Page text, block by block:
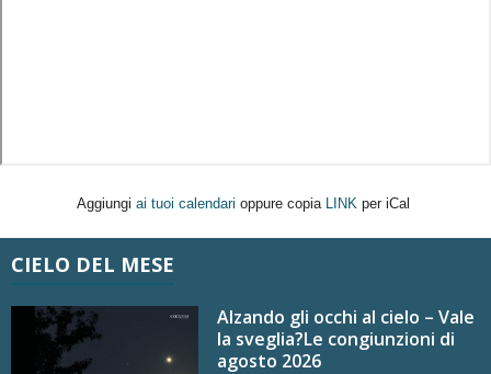
Aggiungi ai tuoi calendari oppure copia LINK per iCal
CIELO DEL MESE
Alzando gli occhi al cielo – Vale
la sveglia?Le congiunzioni di
agosto 2026